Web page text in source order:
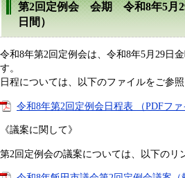
第2回定例会 会期 令和8年5月
日間）
令和8年第2回定例会は、令和8年5月29日
す。
日程については、以下のファイルをご参照
令和8年第2回定例会日程表 （PDFファ
《議案に関して》
第2回定例会の議案については、以下のリ